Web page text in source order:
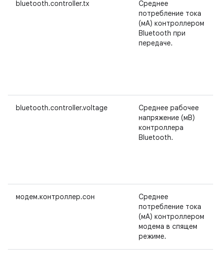
bluetooth.controller.tx
Среднее
потребление тока
(мА) контроллером
Bluetooth при
передаче.
bluetooth.controller.voltage
Среднее рабочее
напряжение (мВ)
контроллера
Bluetooth.
модем.контроллер.сон
Среднее
потребление тока
(мА) контроллером
модема в спящем
режиме.